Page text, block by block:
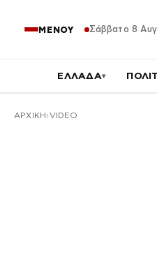
ΜΕΝΟΥ Σάββατο 8
ΕΛΛΑΔΑ▾
ΑΡΧΙΚΉ VIDEO